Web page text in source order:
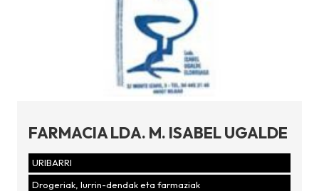
FARMACIA LDA. M. ISABEL UGALDE
URIBARRI
Drogeriak, lurrin-dendak eta farmaziak